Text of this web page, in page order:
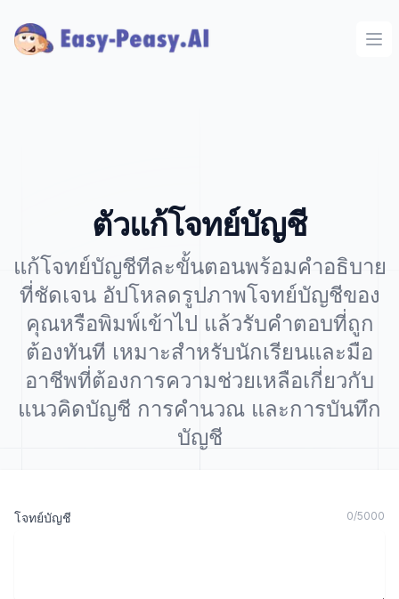
ตัวแก้โจทย์บัญชี
แก้โจทย์บัญชีทีละขั้นตอนพร้อมคำอธิบาย
ที่ชัดเจน อัปโหลดรูปภาพโจทย์บัญชีของ
คุณหรือพิมพ์เข้าไป แล้วรับคำตอบที่ถูก
ต้องทันที เหมาะสำหรับนักเรียนและมือ
อาชีพที่ต้องการความช่วยเหลือเกี่ยวกับ
แนวคิดบัญชี การคำนวณ และการบันทึก
บัญชี
โจทย์บัญชี 0/5000